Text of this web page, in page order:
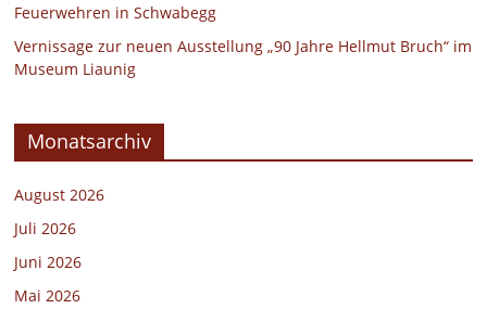
Feuerwehren in Schwabegg
Vernissage zur neuen Ausstellung „90 Jahre Hellmut Bruch“ im
Museum Liaunig
Monatsarchiv
August 2026
Juli 2026
Juni 2026
Mai 2026